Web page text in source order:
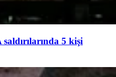
5 kişi